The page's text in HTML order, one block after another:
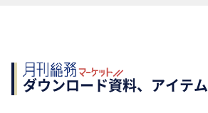
ダウンロード資料、アイテム